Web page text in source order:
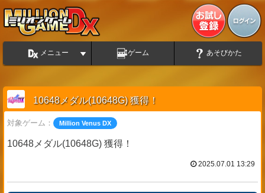
メニュー ゲーム あそびかた
10648メダル(10648G) 獲得！
対象ゲーム： Million Venus DX
10648メダル(10648G) 獲得！
2025.07.01 13:29